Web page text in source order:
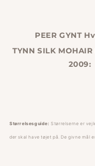
PEER GYNT
TYNN SILK
2009:
Størrelsesguide:Størrelserne er
der skal have tøjet på. De givne mål